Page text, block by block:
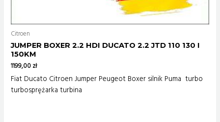
Citroen
JUMPER BOXER 2.2 HDI DUCATO 2.2 JTD 110 130 I
150KM
1199,00zł
Fiat Ducato Citroen Jumper Peugeot Boxer silnik Puma turbo
turbosprężarka turbina